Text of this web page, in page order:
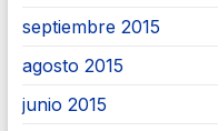
septiembre 2015
agosto 2015
junio 2015